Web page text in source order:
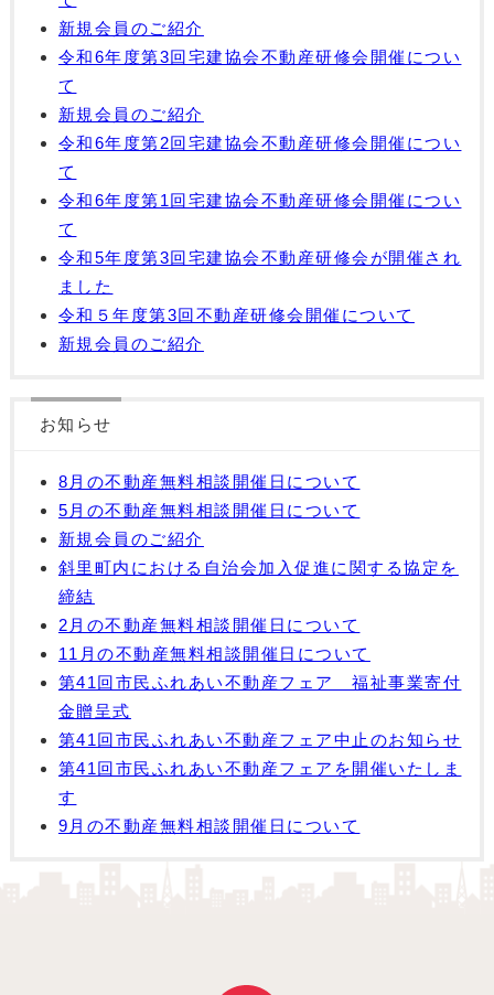
新規会員のご紹介
令和6年度第3回宅建協会不動産研修会開催につい
て
新規会員のご紹介
令和6年度第2回宅建協会不動産研修会開催につい
て
令和6年度第1回宅建協会不動産研修会開催につい
て
令和5年度第3回宅建協会不動産研修会が開催され
ました
令和５年度第3回不動産研修会開催について
新規会員のご紹介
お知らせ
8月の不動産無料相談開催日について
5月の不動産無料相談開催日について
新規会員のご紹介
斜里町内における自治会加入促進に関する協定を
締結
2月の不動産無料相談開催日について
11月の不動産無料相談開催日について
第41回市民ふれあい不動産フェア 福祉事業寄付
金贈呈式
第41回市民ふれあい不動産フェア中止のお知らせ
第41回市民ふれあい不動産フェアを開催いたしま
す
9月の不動産無料相談開催日について